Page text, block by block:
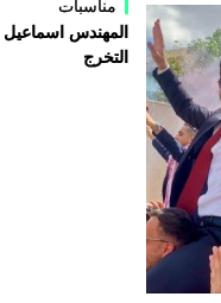
مناسبات
المهندس
التخرج